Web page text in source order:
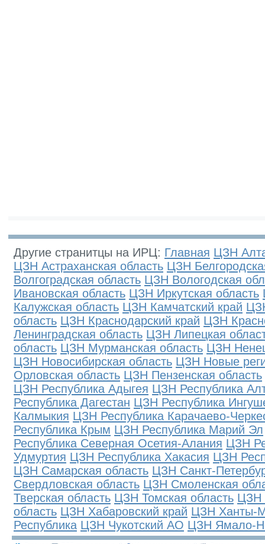
Другие странитцы на ИРЦ: Главная ЦЗН
ЦЗН Астраханская область ЦЗН
Волгоградская область ЦЗН Вологодская
Ивановская область ЦЗН Иркутская область
Калужская область ЦЗН Камчатский край
область ЦЗН Краснодарский край ЦЗН
Ленинградская область ЦЗН Липецкая
область ЦЗН Мурманская область ЦЗН
ЦЗН Новосибирская область ЦЗН Новые
Орловская область ЦЗН Пензенская область
ЦЗН Республика Адыгея ЦЗН Республика
Республика Дагестан ЦЗН Республика
Калмыкия ЦЗН Республика Карачаево-
Республика Крым ЦЗН Республика Марий Эл
Республика Северная Осетия-Алания ЦЗН
Удмуртия ЦЗН Республика Хакасия ЦЗН
ЦЗН Самарская область ЦЗН Санкт-
Свердловская область ЦЗН Смоленская
Тверская область ЦЗН Томская область ЦЗН
область ЦЗН Хабаровский край ЦЗН Ханты-
Республика ЦЗН Чукотский АО ЦЗН Ямало-